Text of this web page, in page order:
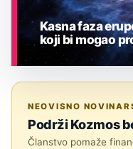
Kasna faza
koji bi mogao
NEOVISNO
Podrži Kozmos
Članstvo pomaže